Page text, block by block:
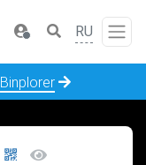
RU
Binplorer